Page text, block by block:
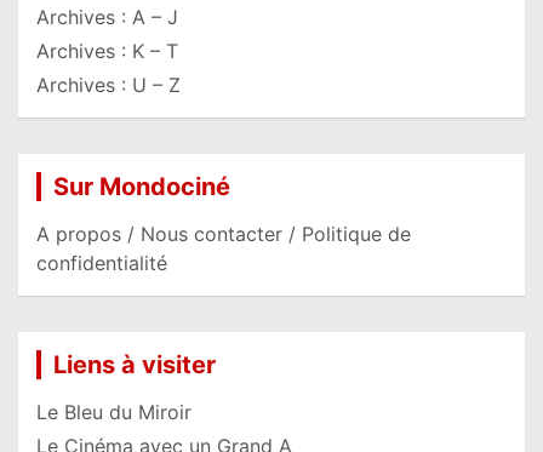
Archives : A – J
Archives : K – T
Archives : U – Z
Sur Mondociné
A propos / Nous contacter / Politique de
confidentialité
Liens à visiter
Le Bleu du Miroir
Le Cinéma avec un Grand A